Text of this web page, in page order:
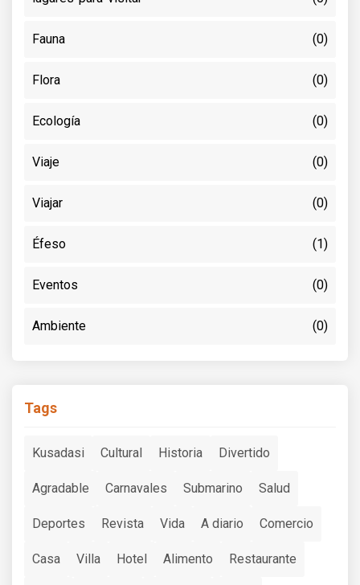
Fauna (0)
Flora (0)
Ecología (0)
Viaje (0)
Viajar (0)
Éfeso (1)
Eventos (0)
Ambiente (0)
Tags
Kusadasi Cultural Historia Divertido
Agradable Carnavales Submarino Salud
Deportes Revista Vida A diario Comercio
Casa Villa Hotel Alimento Restaurante